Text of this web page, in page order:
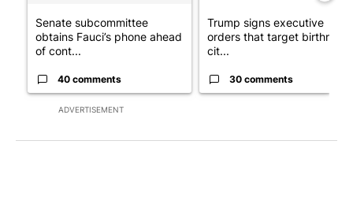
ADVERTISEMENT
Senate subcommittee
obtains Fauci’s phone ahead
of cont...
40 comments
Trump signs executive
orders that target birthright
cit...
30 comments